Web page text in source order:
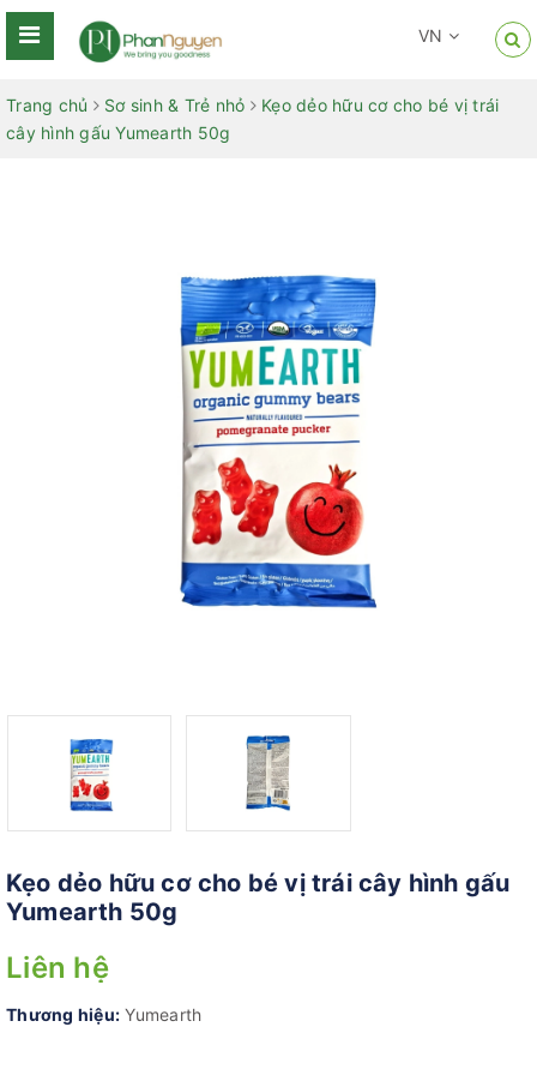
VN
Trang chủ Sơ sinh & Trẻ nhỏ
Kẹo dẻo hữu cơ cho bé vị trái
cây hình gấu Yumearth 50g
Kẹo dẻo hữu cơ cho bé vị trái cây hình gấu
Yumearth 50g
Liên hệ
Thương hiệu: Yumearth